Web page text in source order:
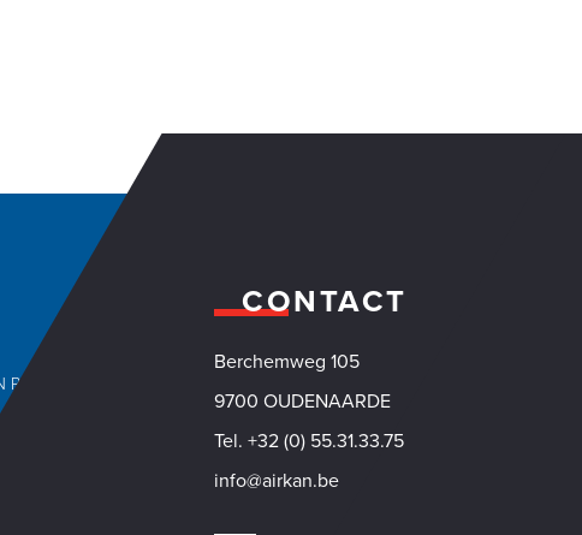
CONTACT
Berchemweg 105
9700 OUDENAARDE
Tel. +32 (0) 55.31.33.75
info@airkan.be